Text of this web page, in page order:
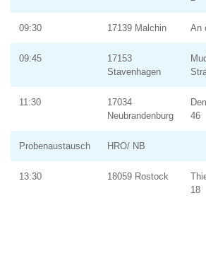
09:30 17139 Malchin An
09:45
17153
Stavenhagen
11:30
17034
Neubrandenburg
46
Probenaustausch HRO/ NB
13:30 18059 Rostock
18